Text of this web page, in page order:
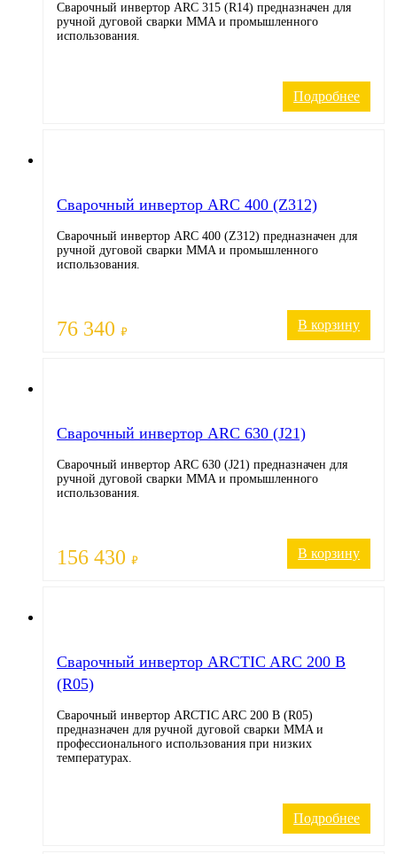
Сварочный инвертор ARC 315 (R14) предназначен для
ручной дуговой сварки MMA и промышленного
использования.
Подробнее
Cварочный инвертор ARC 400 (Z312)
76 340 ₽
Сварочный инвертор ARC 400 (Z312) предназначен для
ручной дуговой сварки MMA и промышленного
использования.
В корзину
Cварочный инвертор ARC 630 (J21)
156 430 ₽
Сварочный инвертор ARC 630 (J21) предназначен для
ручной дуговой сварки MMA и промышленного
использования.
В корзину
Cварочный инвертор ARCTIC ARC 200 B
(R05)
Сварочный инвертор ARCTIC ARC 200 B (R05)
предназначен для ручной дуговой сварки MMA и
профессионального использования при низких
температурах.
Подробнее